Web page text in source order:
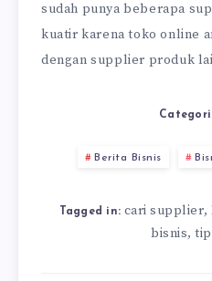
sudah punya beberapa
kuatir karena toko online
dengan supplier produk
Berita Bisnis
Tagged in: cari supplier,
bisnis,